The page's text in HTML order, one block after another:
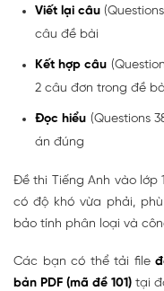
Viết lại câu
câu đề bài
Kết hợp câu
2 câu đơn trong đề
Đọc hiểu (Questions
án đúng
Đề thi Tiếng Anh vào lớp
có độ khó vừa phải,
bảo tính phân loại và
Các bạn có thể tải file
bản PDF (mã đề 101) tại